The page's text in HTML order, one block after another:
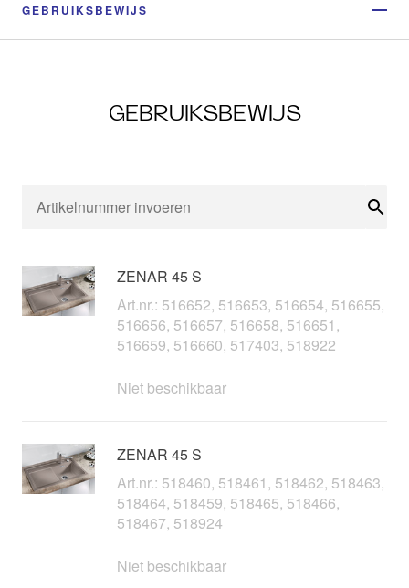
GEBRUIKSBEWIJS
GEBRUIKSBEWIJS
ZENAR 45 S
Art.nr.: 516652, 516653, 516654, 516655,
516656, 516657, 516658, 516651,
516659, 516660, 517403, 518922
Niet beschikbaar
ZENAR 45 S
Art.nr.: 518460, 518461, 518462, 518463,
518464, 518459, 518465, 518466,
518467, 518924
Niet beschikbaar